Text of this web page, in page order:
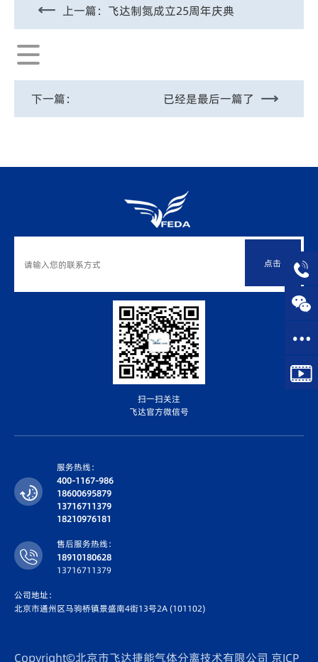
上一篇： 飞达制氮成立25周年庆典
下一篇： 已经是最后一篇了
点击
扫一扫关注
飞达官方微信号
服务热线：
400-1167-986
18600695879
13716711379
18210976181
售后服务热线：
18910180628
13716711379
公司地址：
北京市通州区马驹桥镇景盛南4街13号2A (101102)
Copyright©北京市飞达捷能气体分离技术有限公司 京ICP